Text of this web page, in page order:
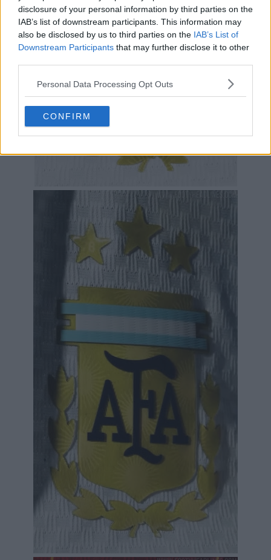
disclosure of your personal information by third parties on the
IAB’s list of downstream participants. This information may
also be disclosed by us to third parties on the IAB’s List of
Downstream Participants that may further disclose it to other
Personal Data Processing Opt Outs
CONFIRM